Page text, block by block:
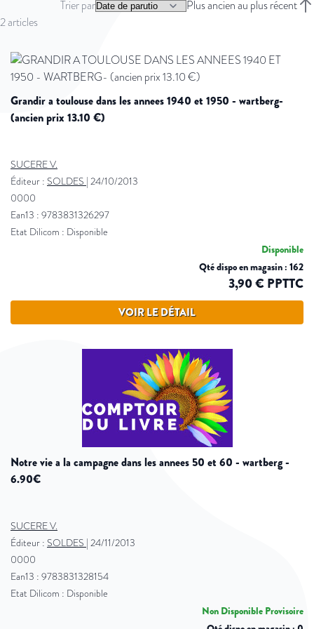
2articles
Trier par
Plus ancien au plus récent
grandir a toulouse dans les annees 1940 et 1950 - wartberg-
(ancien prix 13.10 €)
SUCERE V.
Éditeur : SOLDES | 24/10/2013
0000
Ean13 : 9783831326297
Etat Dilicom : Disponible
Disponible
Qté dispo en magasin : 162
3,90 € PPTTC
VOIR LE DÉTAIL
notre vie a la campagne dans les annees 50 et 60 - wartberg -
6.90€
SUCERE V.
Éditeur : SOLDES | 24/11/2013
0000
Ean13 : 9783831328154
Etat Dilicom : Disponible
Non Disponible Provisoire